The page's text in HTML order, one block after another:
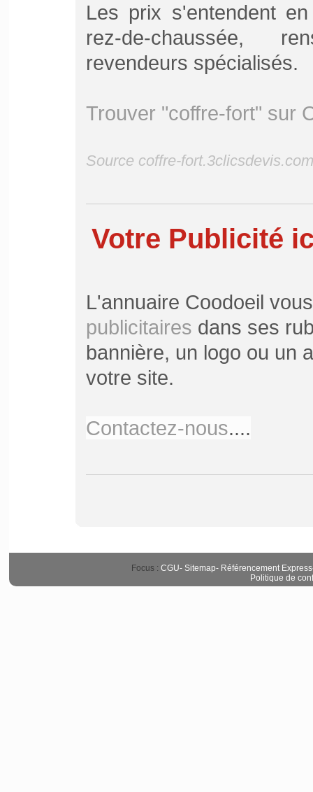
Les prix s'entendent
rez-de-chaussée,
revendeurs spécialisés.
Trouver "coffre-fort" sur
Source coffre-
Votre Publicité
L'annuaire Coodoeil
publicitaires dans ses
bannière, un logo ou un
votre site.
Contactez-nous....
Focus : CGU- Sitemap- Référencement Express
Politique de